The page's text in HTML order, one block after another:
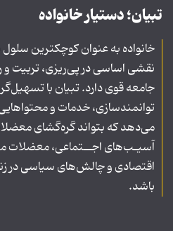
تبیان؛ دستیار خانواده
خانواده به عنوان کوچکترین
نقشی اساسی در پی‌ریزی، تربیت
جامعه قوی دارد. تبیان با
توانمندسازی، خدمات و محتواهایی
می‌دهد که بتواند گره‌گشای
آسیـب‌های اجــتماعی، معضلات
اقتصادی و چالش‌های سیاسی در
باشد.